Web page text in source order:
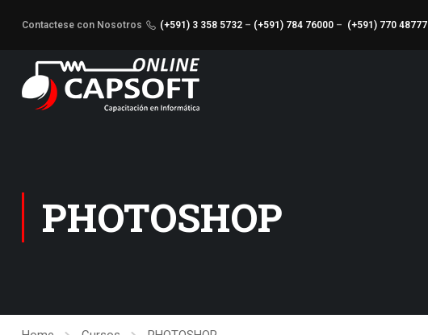
Contactese con Nosotros (+591) 3 358 5732 – (+591) 784 76000 – (+591) 770 48777
PHOTOSHOP